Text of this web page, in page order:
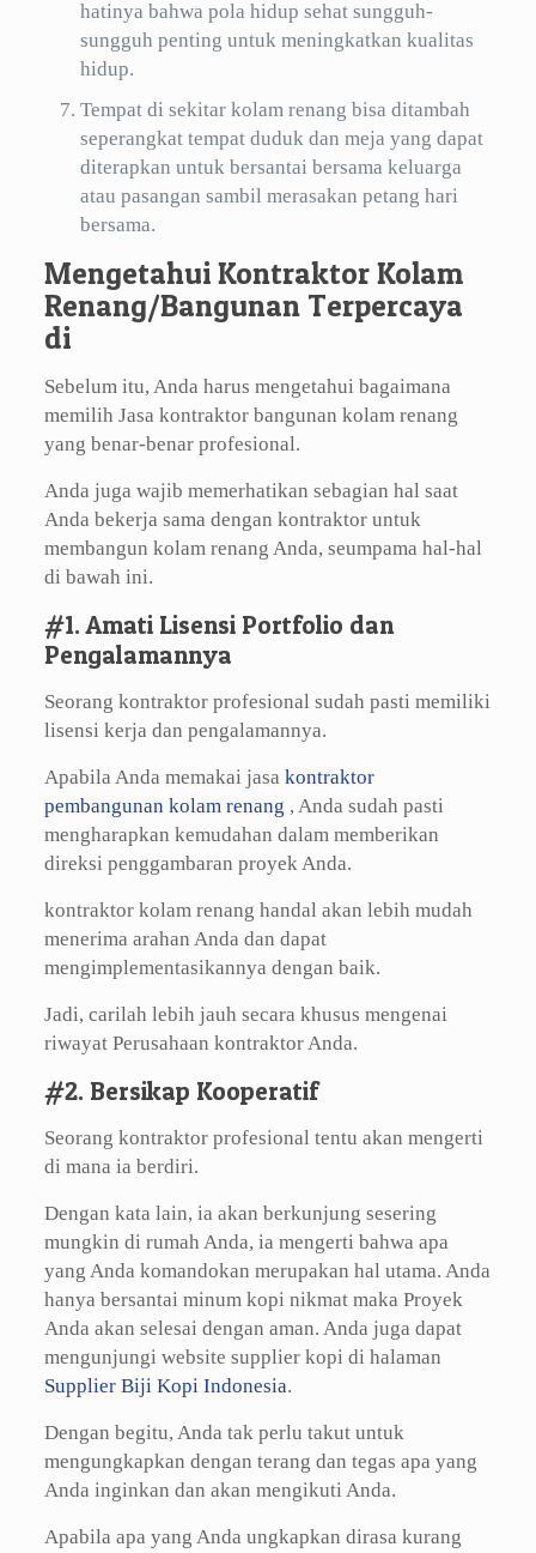
hatinya bahwa pola hidup sehat sungguh-
sungguh penting untuk meningkatkan kualitas
hidup.
Tempat di sekitar kolam renang bisa ditambah
seperangkat tempat duduk dan meja yang dapat
diterapkan untuk bersantai bersama keluarga
atau pasangan sambil merasakan petang hari
bersama.
Mengetahui Kontraktor Kolam
Renang/Bangunan Terpercaya
di
Sebelum itu, Anda harus mengetahui bagaimana
memilih Jasa kontraktor bangunan kolam renang
yang benar-benar profesional.
Anda juga wajib memerhatikan sebagian hal saat
Anda bekerja sama dengan kontraktor untuk
membangun kolam renang Anda, seumpama hal-hal
di bawah ini.
#1. Amati Lisensi Portfolio dan
Pengalamannya
Seorang kontraktor profesional sudah pasti memiliki
lisensi kerja dan pengalamannya.
Apabila Anda memakai jasa kontraktor
pembangunan kolam renang , Anda sudah pasti
mengharapkan kemudahan dalam memberikan
direksi penggambaran proyek Anda.
kontraktor kolam renang handal akan lebih mudah
menerima arahan Anda dan dapat
mengimplementasikannya dengan baik.
Jadi, carilah lebih jauh secara khusus mengenai
riwayat Perusahaan kontraktor Anda.
#2. Bersikap Kooperatif
Seorang kontraktor profesional tentu akan mengerti
di mana ia berdiri.
Dengan kata lain, ia akan berkunjung sesering
mungkin di rumah Anda, ia mengerti bahwa apa
yang Anda komandokan merupakan hal utama. Anda
hanya bersantai minum kopi nikmat maka Proyek
Anda akan selesai dengan aman. Anda juga dapat
mengunjungi website supplier kopi di halaman
Supplier Biji Kopi Indonesia.
Dengan begitu, Anda tak perlu takut untuk
mengungkapkan dengan terang dan tegas apa yang
Anda inginkan dan akan mengikuti Anda.
Apabila apa yang Anda ungkapkan dirasa kurang